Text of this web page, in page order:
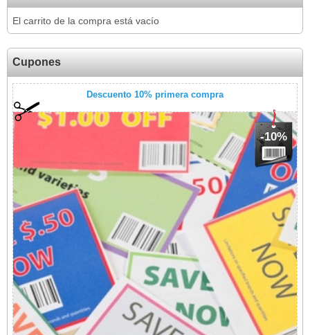
El carrito de la compra está vacío
Cupones
Descuento 10% primera compra
-10%